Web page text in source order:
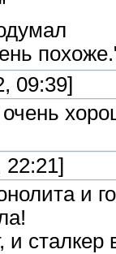
09:39]
22:21]
и
и